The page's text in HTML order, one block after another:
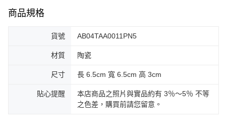
商品規格
貨號 AB04TAA0011PN5
材質 陶瓷
尺寸 長 6.5cm 寬 6.5cm 高 3cm
貼心提醒
本店商品之照片與實品約有 3％～5％ 不等
之色差，購買前請您留意。